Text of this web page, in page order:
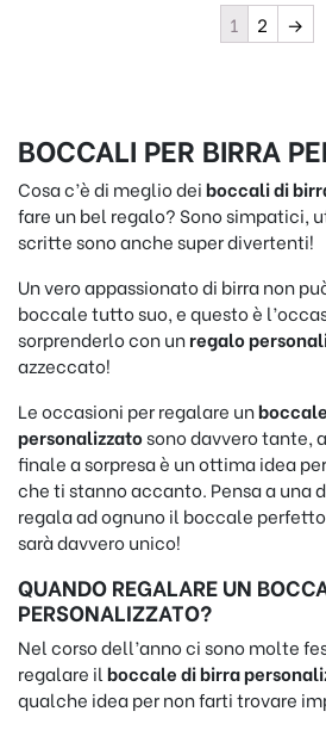
1 2 →
BOCCALI PER BIRRA
Cosa c’è di meglio deiboccali di
fare un bel regalo? Sono simpatici,
scritte sono anche super divertenti!
Un vero appassionato di birra non
boccale tutto suo, e questo è
sorprenderlo con unregalo
azzeccato!
Le occasioni per regalare un
personalizzatosono davvero tante,
finale a sorpresa è un ottima idea
che ti stanno accanto. Pensa a una
regala ad ognuno il boccale
sarà davvero unico!
QUANDO REGALARE UN
PERSONALIZZATO?
Nel corso dell’anno ci sono molte
regalare il boccale di birra
qualche idea per non farti trovare